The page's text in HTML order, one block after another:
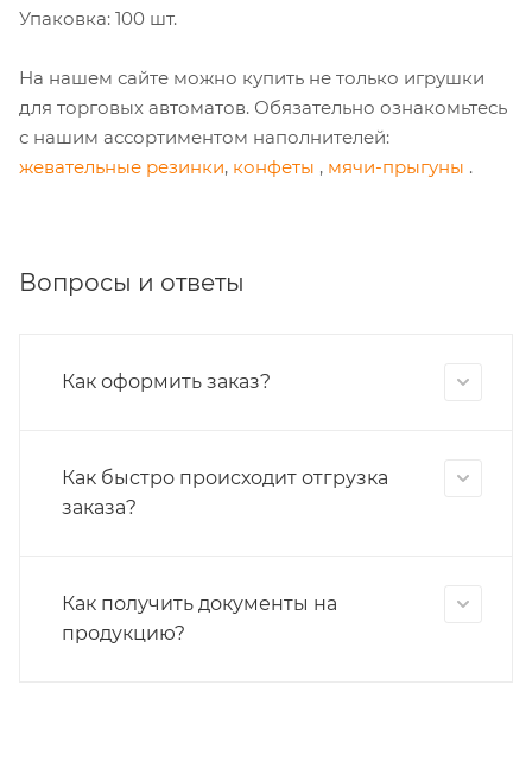
Упаковка: 100 шт.
На нашем сайте можно купить не только игрушки
для торговых автоматов. Обязательно ознакомьтесь
с нашим ассортиментом наполнителей:
жевательные резинки, конфеты , мячи-прыгуны .
Вопросы и ответы
Как оформить заказ?
Как быстро происходит отгрузка
заказа?
Как получить документы на
продукцию?